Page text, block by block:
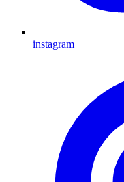
instagram